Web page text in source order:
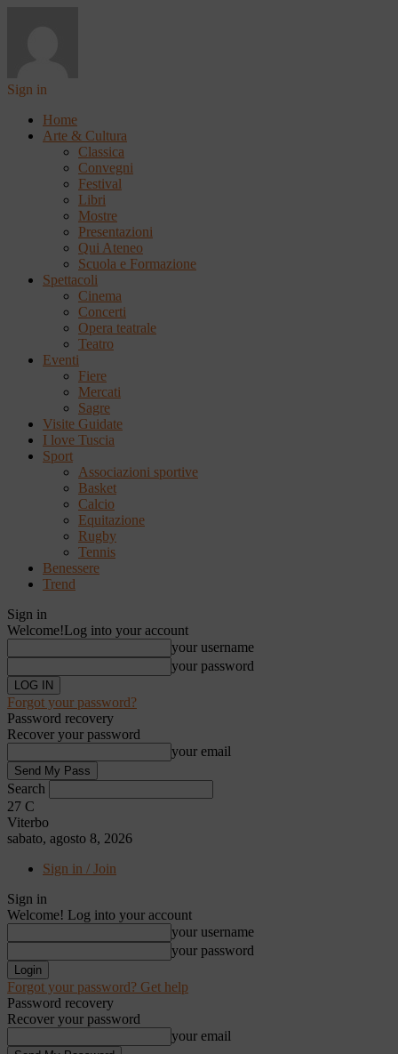
Sign in
Home
Arte & Cultura
Classica
Convegni
Festival
Libri
Mostre
Presentazioni
Qui Ateneo
Scuola e Formazione
Spettacoli
Cinema
Concerti
Opera teatrale
Teatro
Eventi
Fiere
Mercati
Sagre
Visite Guidate
I love Tuscia
Sport
Associazioni sportive
Basket
Calcio
Equitazione
Rugby
Tennis
Benessere
Trend
Sign in
Welcome!Log into your account
your username
your password
Forgot your password?
Password recovery
Recover your password
your email
Search
27 C
Viterbo
sabato, agosto 8, 2026
Sign in / Join
Sign in
Welcome! Log into your account
your username
your password
Forgot your password? Get help
Password recovery
Recover your password
your email